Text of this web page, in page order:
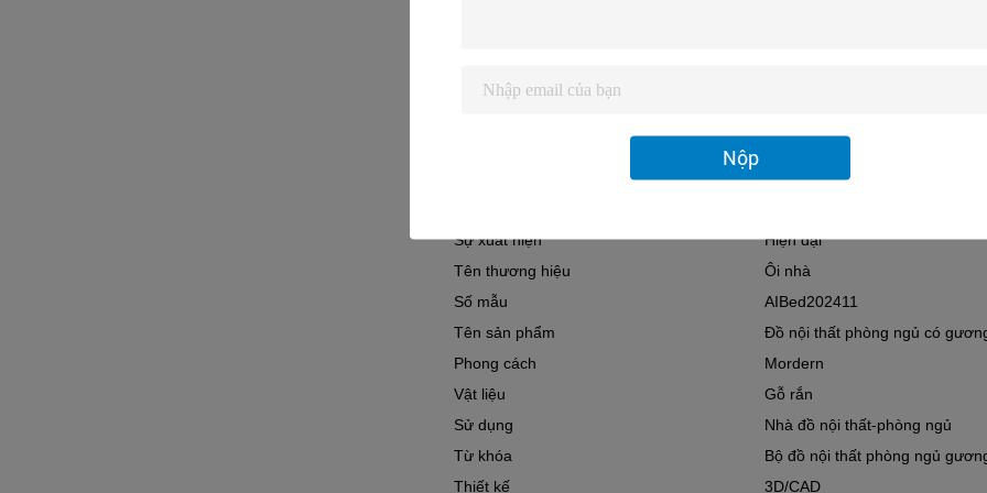
Địa điểm xuất xứ
Đồ nội thất gia đình
Sự xuất hiện
Hiện đại
Tên thương hiệu
Ôi nhà
Số mẫu
AIBed202411
Tên sản phẩm
Đồ nội thất phòng ngủ có
Phong cách
Mordern
Vật liệu
Gỗ rắn
Sử dụng
Nhà đồ nội thất-phòng ngủ
Từ khóa
Bộ đồ nội thất phòng ngủ
Thiết kế
3D/CAD
Nộp